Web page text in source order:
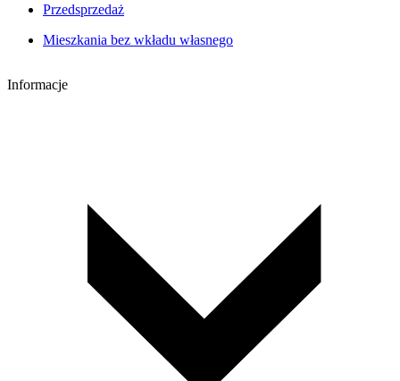
Przedsprzedaż
Mieszkania bez wkładu własnego
Informacje